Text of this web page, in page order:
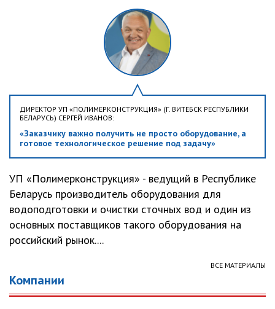
ДИРЕКТОР УП «ПОЛИМЕРКОНСТРУКЦИЯ» (Г. ВИТЕБСК РЕСПУБЛИКИ
БЕЛАРУСЬ) СЕРГЕЙ ИВАНОВ:
«Заказчику важно получить не просто оборудование, а
готовое технологическое решение под задачу»
УП «Полимерконструкция» - ведущий в Республике
Беларусь производитель оборудования для
водоподготовки и очистки сточных вод и один из
основных поставщиков такого оборудования на
российский рынок....
ВСЕ МАТЕРИАЛЫ
Компании